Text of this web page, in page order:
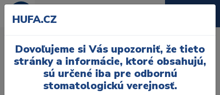
D35, B3
Zuby
AcryRock
AcryRock 1x28 S39-I51-D35, B3
HUFA.CZ
Dovoľujeme si Vás upozorniť, že tieto
stránky a informácie, ktoré obsahujú,
sú určené iba pre odbornú
stomatologickú verejnosť.